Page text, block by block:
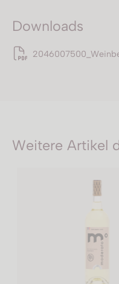
Downloads
Weitere Artikel